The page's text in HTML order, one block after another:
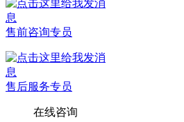
售前咨询专员
售后服务专员
在线咨询